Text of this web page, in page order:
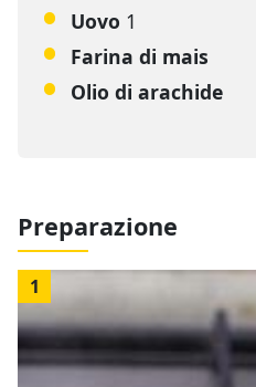
Uovo 1
Farina di mais
Olio di arachide
Preparazione
1